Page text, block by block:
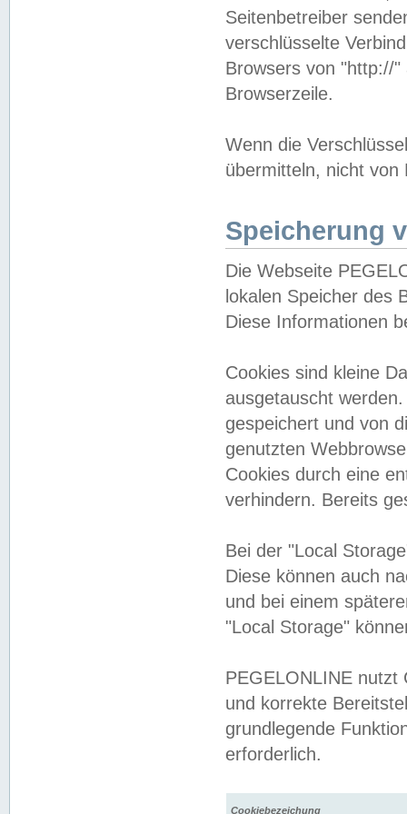
Seitenbetreiber
verschlüsselte
Browsers von "http://
Browserzeile.
Wenn die
übermitteln, nicht von
Speicherung
Die Webseite
lokalen Speicher des
Diese Informationen
Cookies sind kleine
ausgetauscht
gespeichert und von
genutzten
Cookies durch eine
verhindern. Bereits
Bei der "Local
Diese können auch
und bei einem
"Local Storage"
PEGELONLINE nutzt
und korrekte
grundlegende
erforderlich.
Cookiebezeichung